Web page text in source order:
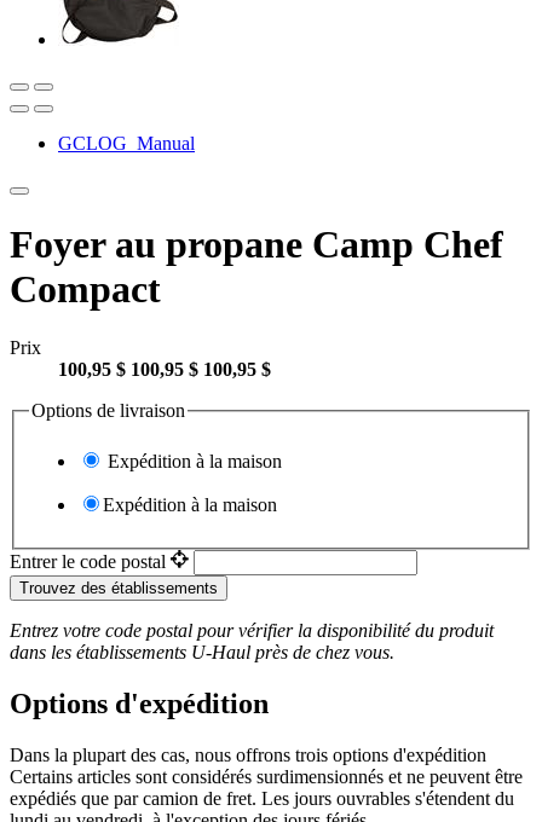
GCLOG_Manual
Foyer au propane Camp Chef
Compact
Prix
100,95 $ 100,95 $ 100,95 $
Options de livraison
Expédition à la maison
Expédition à la maison
Entrer le code postal
Trouvez des établissements
Entrez votre code postal pour vérifier la disponibilité du produit
dans les établissements U-Haul près de chez vous.
Options d'expédition
Dans la plupart des cas, nous offrons trois options d'expédition
Certains articles sont considérés surdimensionnés et ne peuvent être
expédiés que par camion de fret. Les jours ouvrables s'étendent du